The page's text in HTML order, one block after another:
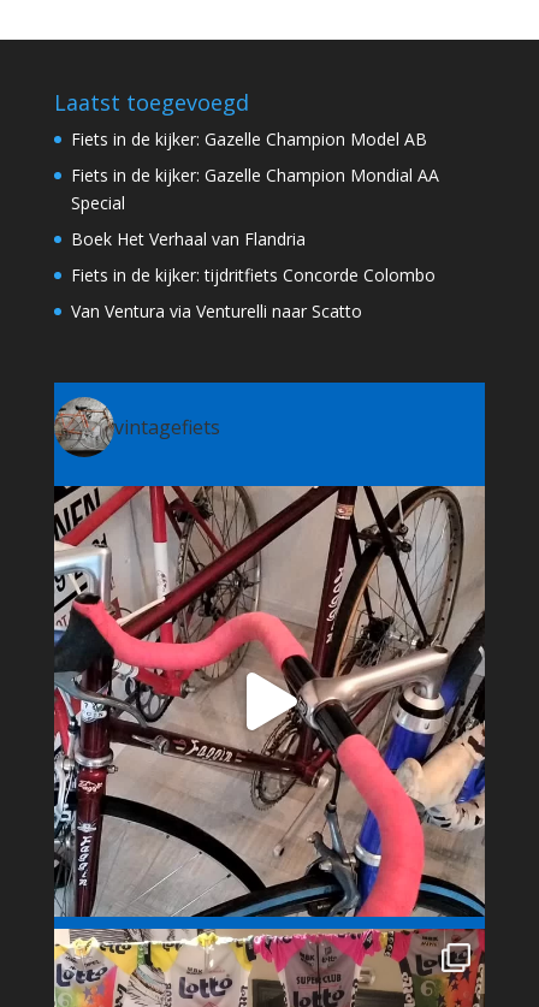
Laatst toegevoegd
Fiets in de kijker: Gazelle Champion Model AB
Fiets in de kijker: Gazelle Champion Mondial AA
Special
Boek Het Verhaal van Flandria
Fiets in de kijker: tijdritfiets Concorde Colombo
Van Ventura via Venturelli naar Scatto
vintagefiets